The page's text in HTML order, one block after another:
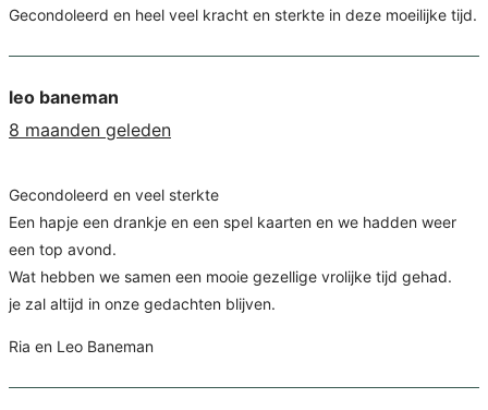
Gecondoleerd en heel veel kracht en sterkte in deze moeilijke tijd.
leo baneman
8 maanden geleden
Gecondoleerd en veel sterkte
Een hapje een drankje en een spel kaarten en we hadden weer
een top avond.
Wat hebben we samen een mooie gezellige vrolijke tijd gehad.
je zal altijd in onze gedachten blijven.
Ria en Leo Baneman